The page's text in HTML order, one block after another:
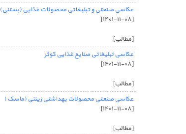
عکاسی صنعتی و تبلیغاتی محصولات غذایی (بستنی)
[۱۴۰۱-۱۱-۰۸]
[مطالب]
عکاسی تبلیغاتی صنایع غذایی کوثر
[۱۴۰۱-۱۱-۰۸]
[مطالب]
عکاسی صنعتی محصولات بهداشتی زینتی (ماسک )
[۱۴۰۱-۱۱-۰۸]
[مطالب]